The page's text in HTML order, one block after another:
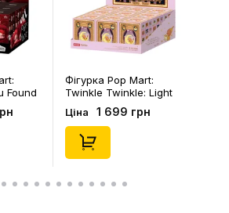
Залишити відгук
Found
1 з
Фігурка Pop Mart:
Twinkle Twinkle: Light
Up: Scene Sets Series
(Blind Box: 1 з 10)
(Secret Edition),
(21372)
Ціна 1 699 грн